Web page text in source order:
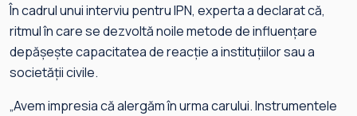
În cadrul unui interviu pentru IPN, experta a declarat că,
ritmul în care se dezvoltă noile metode de influențare
depășește capacitatea de reacție a instituțiilor sau a
societății civile.
„Avem impresia că alergăm în urma carului. Instrumentele